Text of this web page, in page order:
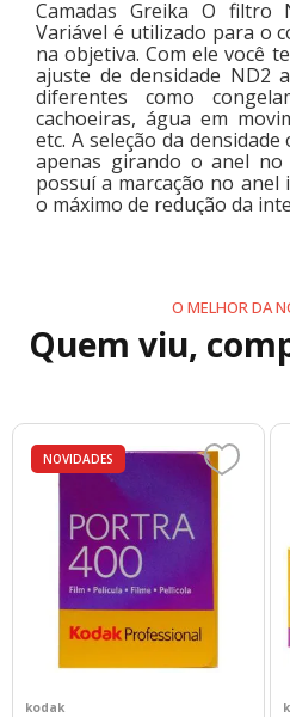
Camadas Greika O filtro
Variável é utilizado para o
na objetiva. Com ele você
ajuste de densidade ND2
diferentes como
cachoeiras, água em
etc. A seleção da
apenas girando o anel
possuí a marcação no
o máximo de redução da
O MELHOR DA
Quem viu,
NOVIDADES
kodak